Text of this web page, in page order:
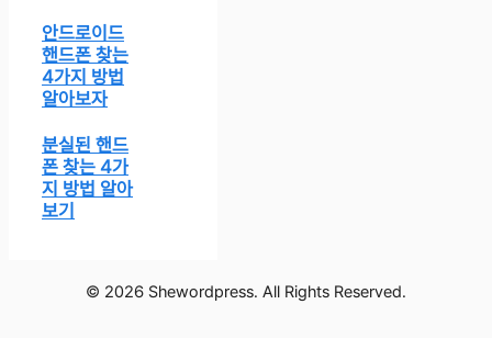
안드로이드
핸드폰 찾는
4가지 방법
알아보자
분실된 핸드
폰 찾는 4가
지 방법 알아
보기
© 2026 Shewordpress. All Rights Reserved.